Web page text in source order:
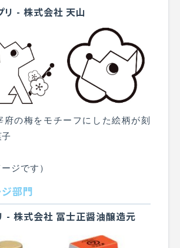
リ - 株式会社 天山
府の梅をモチーフにした絵柄が刻
ジです）
部門
- 株式会社 冨士正醤油醸造元